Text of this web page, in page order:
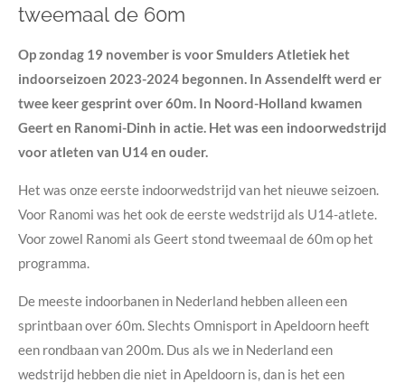
tweemaal de 60m
Op zondag 19 november is voor Smulders Atletiek het
indoorseizoen 2023-2024 begonnen. In Assendelft werd er
twee keer gesprint over 60m. In Noord-Holland kwamen
Geert en Ranomi-Dinh in actie. Het was een indoorwedstrijd
voor atleten van U14 en ouder.
Het was onze eerste indoorwedstrijd van het nieuwe seizoen.
Voor Ranomi was het ook de eerste wedstrijd als U14-atlete.
Voor zowel Ranomi als Geert stond tweemaal de 60m op het
programma.
De meeste indoorbanen in Nederland hebben alleen een
sprintbaan over 60m. Slechts Omnisport in Apeldoorn heeft
een rondbaan van 200m. Dus als we in Nederland een
wedstrijd hebben die niet in Apeldoorn is, dan is het een